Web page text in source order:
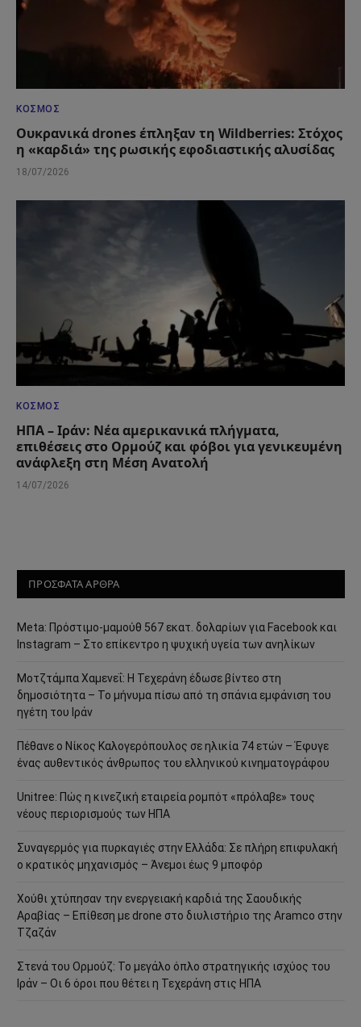
ΚΌΣΜΟΣ
Ουκρανικά drones έπληξαν τη Wildberries: Στόχος
η «καρδιά» της ρωσικής εφοδιαστικής αλυσίδας
18/07/2026
ΚΌΣΜΟΣ
ΗΠΑ – Ιράν: Νέα αμερικανικά πλήγματα,
επιθέσεις στο Ορμούζ και φόβοι για γενικευμένη
ανάφλεξη στη Μέση Ανατολή
14/07/2026
ΠΡΟΣΦΑΤΑ ΑΡΘΡΑ
Meta: Πρόστιμο-μαμούθ 567 εκατ. δολαρίων για Facebook και
Instagram – Στο επίκεντρο η ψυχική υγεία των ανηλίκων
Μοτζτάμπα Χαμενεΐ: Η Τεχεράνη έδωσε βίντεο στη
δημοσιότητα – Το μήνυμα πίσω από τη σπάνια εμφάνιση του
ηγέτη του Ιράν
Πέθανε ο Νίκος Καλογερόπουλος σε ηλικία 74 ετών – Έφυγε
ένας αυθεντικός άνθρωπος του ελληνικού κινηματογράφου
Unitree: Πώς η κινεζική εταιρεία ρομπότ «πρόλαβε» τους
νέους περιορισμούς των ΗΠΑ
Συναγερμός για πυρκαγιές στην Ελλάδα: Σε πλήρη επιφυλακή
ο κρατικός μηχανισμός – Άνεμοι έως 9 μποφόρ
Χούθι χτύπησαν την ενεργειακή καρδιά της Σαουδικής
Αραβίας – Επίθεση με drone στο διυλιστήριο της Aramco στην
Τζαζάν
Στενά του Ορμούζ: Το μεγάλο όπλο στρατηγικής ισχύος του
Ιράν – Οι 6 όροι που θέτει η Τεχεράνη στις ΗΠΑ